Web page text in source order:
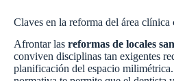
Claves en la reforma del área clínica
Afrontar las reformas de locales
conviven disciplinas tan exigentes
planificación del espacio